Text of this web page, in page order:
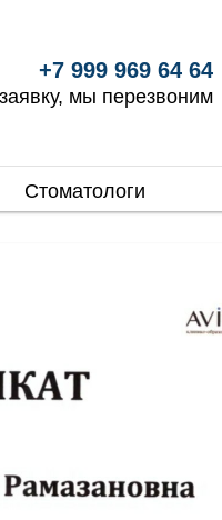
+7 999 969 64 64
мы перезвоним
Стоматологи